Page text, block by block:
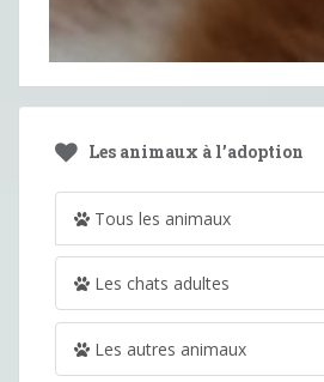
Les animaux à l’adoption
Tous les animaux
Les chats adultes
Les autres animaux